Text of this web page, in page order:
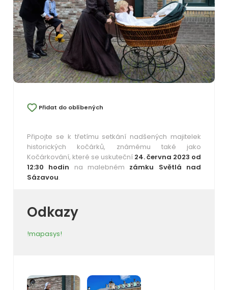
Přidat do oblíbených
Připojte se k třetímu setkání nadšených majitelek
historických kočárků, známému také jako
Kočárkování, které se uskuteční 24. června 2023 od
12:30 hodin na malebném zámku Světlá nad
Sázavou.
Odkazy
!mapasys!